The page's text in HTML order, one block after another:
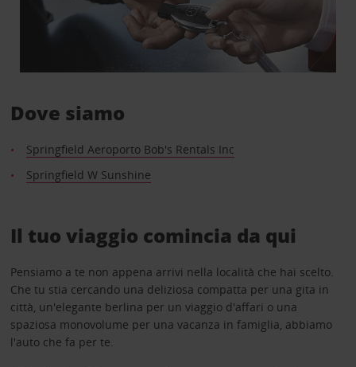
Dove siamo
Springfield Aeroporto Bob's Rentals Inc
Springfield W Sunshine
Il tuo viaggio comincia da qui
Pensiamo a te non appena arrivi nella località che hai scelto.
Che tu stia cercando una deliziosa compatta per una gita in
città, un'elegante berlina per un viaggio d'affari o una
spaziosa monovolume per una vacanza in famiglia, abbiamo
l'auto che fa per te.